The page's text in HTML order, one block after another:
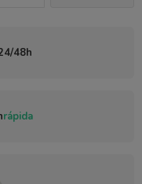
48h
rápida